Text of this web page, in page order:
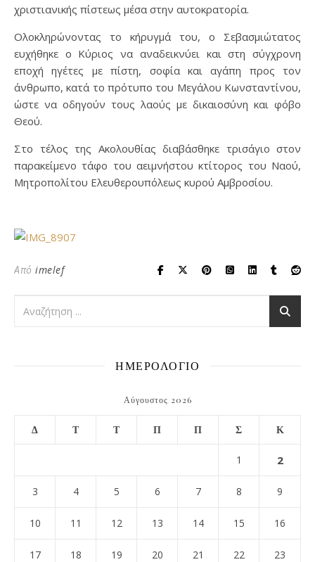
χριστιανικής πίστεως μέσα στην αυτοκρατορία.
Ολοκληρώνοντας το κήρυγμά του, ο Σεβασμιώτατος
ευχήθηκε ο Κύριος να αναδεικνύει και στη σύγχρονη
εποχή ηγέτες με πίστη, σοφία και αγάπη προς τον
άνθρωπο, κατά το πρότυπο του Μεγάλου Κωνσταντίνου,
ώστε να οδηγούν τους λαούς με δικαιοσύνη και φόβο
Θεού.
Στο τέλος της Ακολουθίας διαβάσθηκε τρισάγιο στον
παρακείμενο τάφο του αειμνήστου κτίτορος του Ναού,
Μητροπολίτου Ελευθερουπόλεως κυρού Αμβροσίου.
Από imelef
ΗΜΕΡΟΛΟΓΙΟ
Αύγουστος 2026
Δ Τ Τ Π Π Σ Κ
1 2
3 4 5 6 7 8 9
10 11 12 13 14 15 16
17 18 19 20 21 22 23